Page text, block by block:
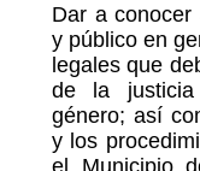
Dar a
y público en
legales que
de la
género; así
y los
el Municipio